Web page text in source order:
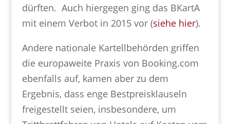
dürften. Auch hiergegen ging das BKartA
mit einem Verbot in 2015 vor (siehe hier).
Andere nationale Kartellbehörden griffen
die europaweite Praxis von Booking.com
ebenfalls auf, kamen aber zu dem
Ergebnis, dass enge Bestpreisklauseln
freigestellt seien, insbesondere, um